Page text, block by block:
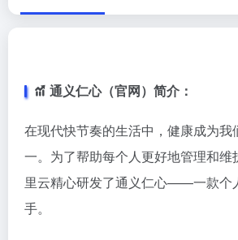
通义仁心（官网）简介：
在现代快节奏的生活中，健康成为我
一。为了帮助每个人更好地管理和维
里云精心研发了通义仁心——一款个
手。